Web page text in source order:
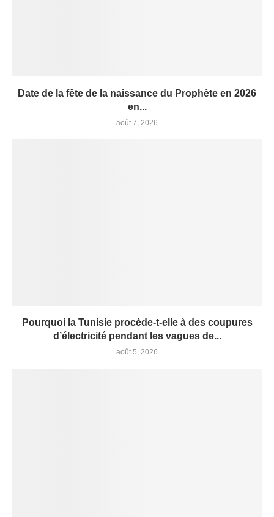
Date de la fête de la naissance du Prophète en 2026
en...
août 7, 2026
Pourquoi la Tunisie procède-t-elle à des coupures
d’électricité pendant les vagues de...
août 5, 2026